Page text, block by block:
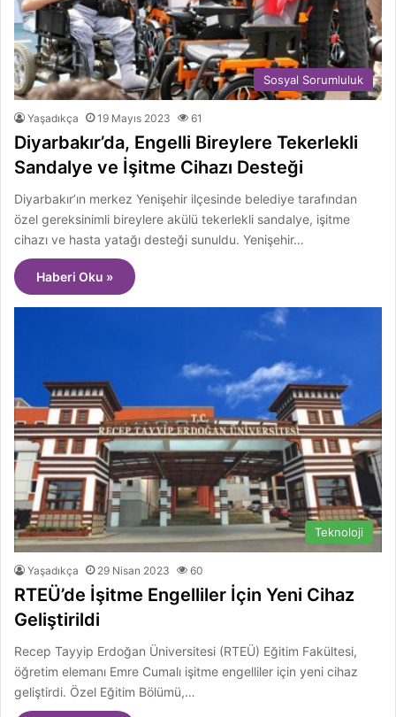
Sosyal Sorumluluk
Yaşadıkça 19 Mayıs 2023 61
Diyarbakır’da, Engelli Bireylere Tekerlekli
Sandalye ve İşitme Cihazı Desteği
Diyarbakır’ın merkez Yenişehir ilçesinde belediye tarafından
özel gereksinimli bireylere akülü tekerlekli sandalye, işitme
cihazı ve hasta yatağı desteği sunuldu. Yenişehir…
Haberi Oku »
Teknoloji
Yaşadıkça 29 Nisan 2023 60
RTEÜ’de İşitme Engelliler İçin Yeni Cihaz
Geliştirildi
Recep Tayyip Erdoğan Üniversitesi (RTEÜ) Eğitim Fakültesi,
öğretim elemanı Emre Cumalı işitme engelliler için yeni cihaz
geliştirdi. Özel Eğitim Bölümü,…